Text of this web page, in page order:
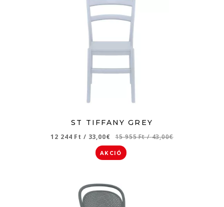
ST TIFFANY GREY
12 244 Ft / 33,00€ 15 955 Ft/ 43,00€
AKCIÓ